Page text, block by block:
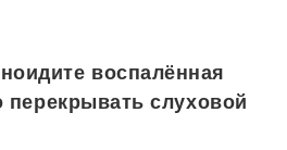
воспалённая
перекрывать слуховой